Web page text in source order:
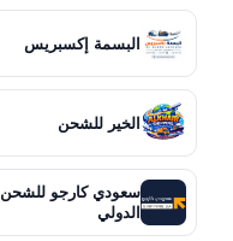
البسمة إكسبريس
الخير للشحن
سعودي كارجو للشحن
الدولي